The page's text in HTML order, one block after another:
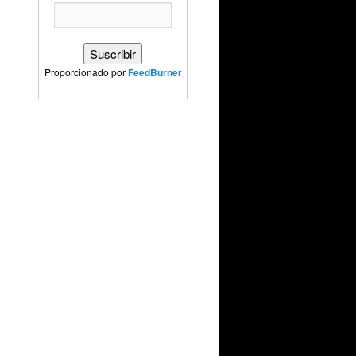
Proporcionado porFeedBurner